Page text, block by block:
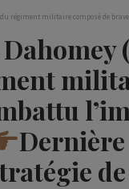
régiment militaire composé de
Dernière